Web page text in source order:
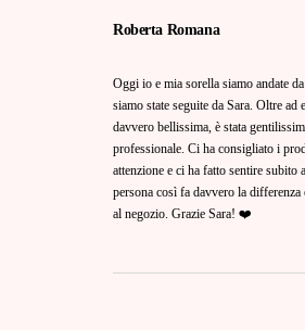
Roberta Romana
Oggi io e mia sorella siamo andate
siamo state seguite da Sara. Oltre ad
davvero bellissima, è stata
professionale. Ci ha consigliato i
attenzione e ci ha fatto sentire subito
persona così fa davvero la differenza
al negozio. Grazie Sara! ❤️